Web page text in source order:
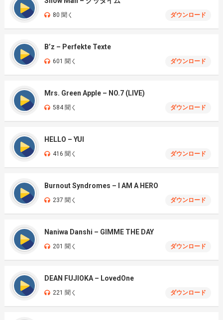
80 聞く ダウンロード
B’z – Perfekte Texte
601 聞く ダウンロード
Mrs. Green Apple – NO.7 (LIVE)
584 聞く ダウンロード
HELLO – YUI
416 聞く ダウンロード
Burnout Syndromes – I AM A HERO
237 聞く ダウンロード
Naniwa Danshi – GIMME THE DAY
201 聞く ダウンロード
DEAN FUJIOKA – LovedOne
221 聞く ダウンロード